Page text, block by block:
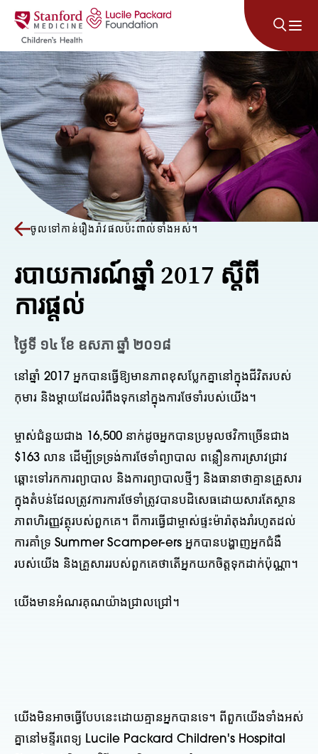
រំលងទៅមាតិកា
ចូលទៅកាន់រឿងរ៉ាវផលប៉ះពាល់ទាំងអស់។
របាយការណ៍ឆ្នាំ 2017 ស្តីពី
ការផ្តល់
ថ្ងៃទី ១៤ ខែ ឧសភា ឆ្នាំ ២០១៨
នៅឆ្នាំ 2017 អ្នកបានធ្វើឱ្យមានភាពខុសប្លែកគ្នានៅក្នុងជីវិតរបស់
កុមារ និងម្តាយដែលរំពឹងទុកនៅក្នុងការថែទាំរបស់យើង។
ម្ចាស់ជំនួយជាង 16,500 នាក់ដូចអ្នកបានប្រមូលថវិកាច្រើនជាង
$163 លាន ដើម្បីទ្រទ្រង់ការថែទាំព្យាបាល ពន្លឿនការស្រាវជ្រាវ
ឆ្ពោះទៅរកការព្យាបាល និងការព្យាបាលថ្មីៗ និងធានាថាគ្មានគ្រួសារ
ក្នុងតំបន់ដែលត្រូវការការថែទាំត្រូវបានបដិសេធដោយសារតែស្ថាន
ភាពហិរញ្ញវត្ថុរបស់ពួកគេ។ ពីការធ្វើជាម្ចាស់ផ្ទះម៉ារ៉ាតុងរាំរហូតដល់
ការគាំទ្រ Summer Scamper-ers អ្នកបានបង្ហាញអ្នកជំងឺ
របស់យើង និងគ្រួសាររបស់ពួកគេថាតើអ្នកយកចិត្តទុកដាក់ប៉ុណ្ណា។
យើងមានអំណរគុណយ៉ាងជ្រាលជ្រៅ។
យើងមិនអាចធ្វើបែបនេះដោយគ្មានអ្នកបានទេ។ ពីពួកយើងទាំងអស់
គ្នានៅមន្ទីរពេទ្យ Lucile Packard Children's Hospital